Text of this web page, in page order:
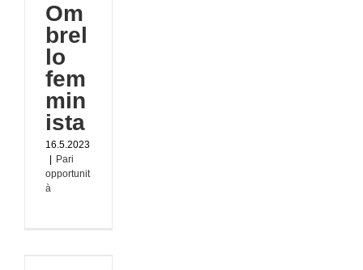
Om
brel
lo
fem
min
ista
16.5.2023
Pari
opportunit
à